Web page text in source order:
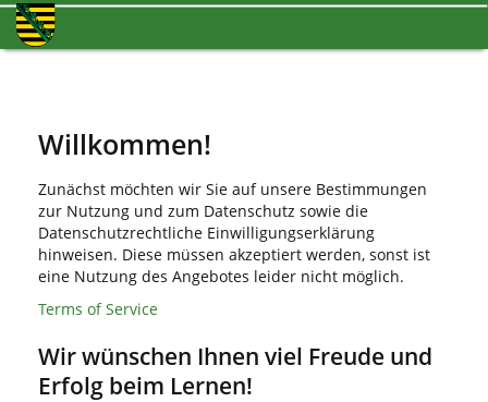
Willkommen!
Zunächst möchten wir Sie auf unsere Bestimmungen
zur Nutzung und zum Datenschutz sowie die
Datenschutzrechtliche Einwilligungserklärung
hinweisen. Diese müssen akzeptiert werden, sonst ist
eine Nutzung des Angebotes leider nicht möglich.
Terms of Service
Wir wünschen Ihnen viel Freude und
Erfolg beim Lernen!